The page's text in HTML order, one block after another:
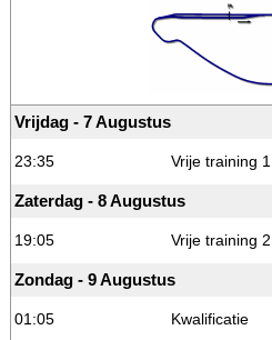
Vrijdag - 7 Augustus
23:35 Vrije training 1
Zaterdag - 8 Augustus
19:05 Vrije training 2
Zondag - 9 Augustus
01:05 Kwalificatie